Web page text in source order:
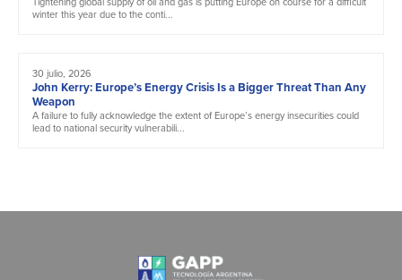
winter this year due to the conti...
30 julio, 2026
John Kerry: Europe’s Energy Crisis Is a Bigger Threat Than Any
Weapon
A failure to fully acknowledge the extent of Europe’s energy insecurities could
lead to national security vulnerabili...